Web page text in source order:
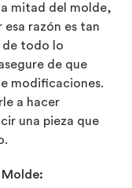
mitad del molde,
razón es tan
de todo lo
de que
modificaciones.
a hacer
una pieza que
Molde: